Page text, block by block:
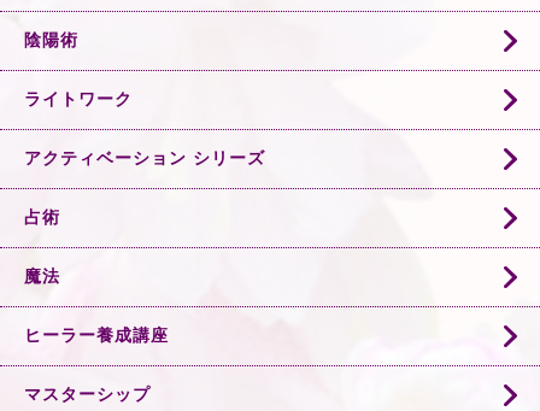
陰陽術
ライトワーク
アクティベーション シリーズ
占術
魔法
ヒーラー養成講座
マスターシップ